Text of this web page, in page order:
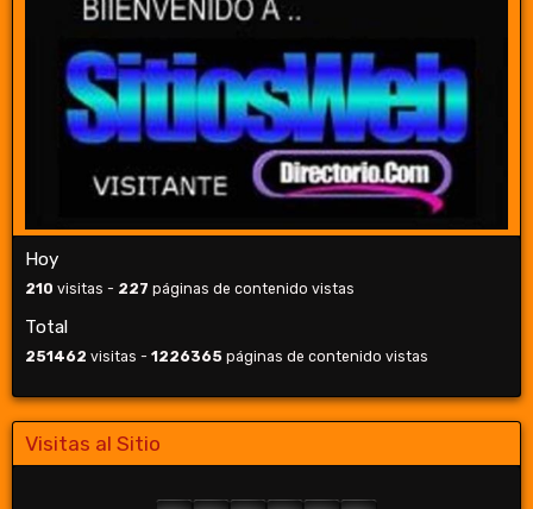
Hoy
210 visitas - 227 páginas de contenido vistas
Total
251462 visitas - 1226365 páginas de contenido vistas
Visitas al Sitio